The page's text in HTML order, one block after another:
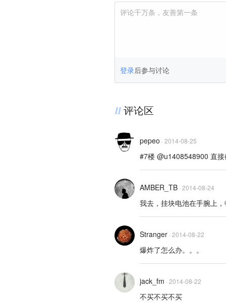
评论千万条，友善第一条
登录后参与讨论
评论区
pepeo · 2014-08-25
#7楼 @u1408548900 直
AMBER_TB · 2014-08-24
我去，挂块电池在手腕上
Stranger · 2014-08-22
爆炸了怎么办。。。
jack_fm · 2014-08-22
不买不买不买